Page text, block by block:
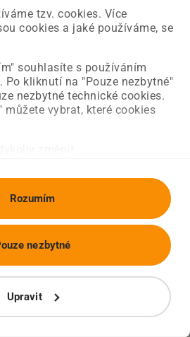
tzv. cookies. Více
cookies a jaké používáme, se
souhlasíte s používáním
Po kliknutí na "Pouze nezbytné"
nezbytné technické cookies.
můžete vybrat, které cookies
Rozumím
Upravit
nezbytné
straně a už ji opravujeme.
načíst požadovanou stránku.
Úvodní strana